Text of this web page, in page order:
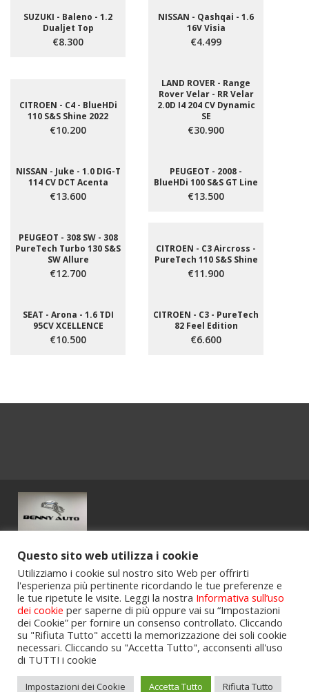
SUZUKI - Baleno - 1.2
Dualjet Top
€8.300
NISSAN - Qashqai - 1.6
16V Visia
€4.499
CITROEN - C4 - BlueHDi
110 S&S Shine 2022
€10.200
LAND ROVER - Range
Rover Velar - RR Velar
2.0D I4 204 CV Dynamic
SE
€30.900
NISSAN - Juke - 1.0 DIG-T
114 CV DCT Acenta
€13.600
PEUGEOT - 2008 -
BlueHDi 100 S&S GT Line
€13.500
PEUGEOT - 308 SW - 308
PureTech Turbo 130 S&S
SW Allure
€12.700
CITROEN - C3 Aircross -
PureTech 110 S&S Shine
€11.900
SEAT - Arona - 1.6 TDI
95CV XCELLENCE
€10.500
CITROEN - C3 - PureTech
82 Feel Edition
€6.600
Powered byPortalclub.
Home Privacy Policy Cookie Policy
Questo sito web utilizza i cookie
Utilizziamo i cookie sul nostro sito Web per offrirti
l'esperienza più pertinente ricordando le tue preferenze e
le tue ripetute le visite. Leggi la nostra Informativa sull’uso
dei cookie per saperne di più oppure vai su “Impostazioni
dei Cookie” per fornire un consenso controllato. Cliccando
su "Rifiuta Tutto" accetti la memorizzazione dei soli cookie
necessari. Cliccando su "Accetta Tutto", acconsenti all'uso
di TUTTI i cookie
Impostazioni dei Cookie Accetta Tutto Rifiuta Tutto